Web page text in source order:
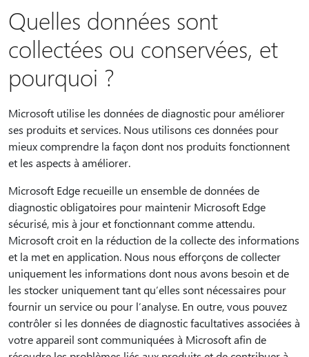
Quelles données sont
collectées ou conservées, et
pourquoi ?
Microsoft utilise les données de diagnostic pour améliorer
ses produits et services. Nous utilisons ces données pour
mieux comprendre la façon dont nos produits fonctionnent
et les aspects à améliorer.
Microsoft Edge recueille un ensemble de données de
diagnostic obligatoires pour maintenir Microsoft Edge
sécurisé, mis à jour et fonctionnant comme attendu.
Microsoft croit en la réduction de la collecte des informations
et la met en application. Nous nous efforçons de collecter
uniquement les informations dont nous avons besoin et de
les stocker uniquement tant qu’elles sont nécessaires pour
fournir un service ou pour l’analyse. En outre, vous pouvez
contrôler si les données de diagnostic facultatives associées à
votre appareil sont communiquées à Microsoft afin de